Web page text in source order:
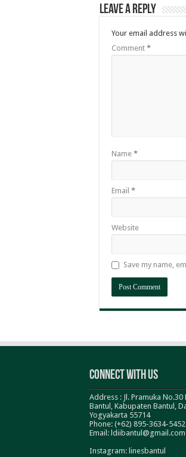
Leave a Reply
Your email address
Comment *
Name *
Email *
Website
Save my name,
Connect With Us
Address : Jl. Pramuka
Bantul, Kabupaten Bantul,
Yogyakarta 55714
Phone: (+62) 895-3634-
Email: ldiibantul@gmail.com
Instagram: linesbantul